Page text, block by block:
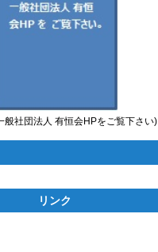
般社団法人 有恒会HPをご覧下さい)
リンク